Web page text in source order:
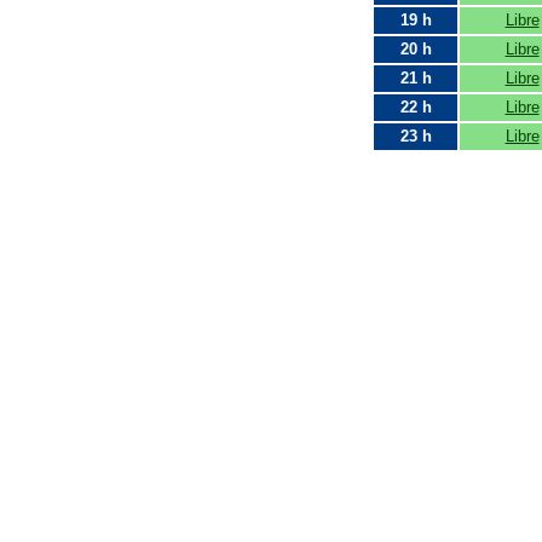
19 h
Libre
20 h
Libre
21 h
Libre
22 h
Libre
23 h
Libre